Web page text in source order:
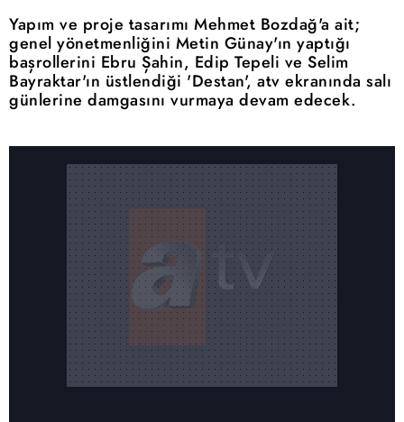
Yapım ve proje tasarımı Mehmet Bozdağ'a ait;
genel yönetmenliğini Metin Günay'ın yaptığı
başrollerini Ebru Şahin, Edip Tepeli ve Selim
Bayraktar'ın üstlendiği 'Destan', atv ekranında salı
günlerine damgasını vurmaya devam edecek.